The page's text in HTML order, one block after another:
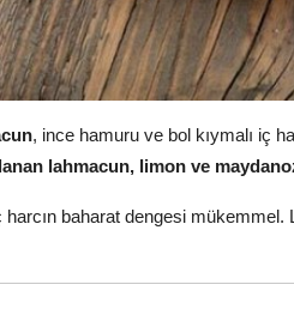
, ince hamuru ve bol kıymalı iç
lahmacun, limon ve
harcın baharat dengesi mükemmel.